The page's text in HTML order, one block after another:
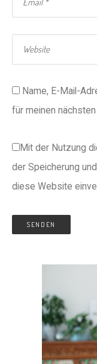
Name, E-Mail-
für meinen
Mit der Nutzung
der Speicherung
diese Website